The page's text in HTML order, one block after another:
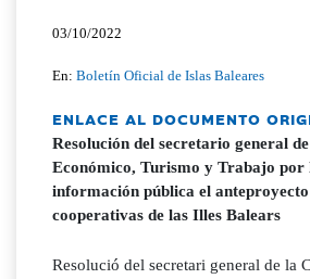
03/10/2022
En:Boletín Oficial de Islas Baleares
ENLACE AL DOCUMENTO
Resolución del secretario general
Económico, Turismo y Trabajo por
información pública el
cooperativas de las Illes Balears
Resolució del secretari general de la